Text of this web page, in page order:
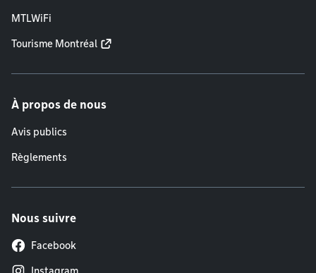
MTLWiFi
Tourisme Montréal
À propos de nous
Avis publics
Règlements
Nous suivre
Facebook